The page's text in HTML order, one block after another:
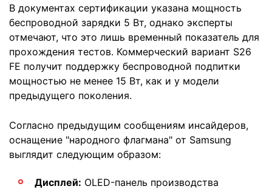
В документах сертификации указана мощность
беспроводной зарядки 5 Вт, однако эксперты
отмечают, что это лишь временный показатель для
прохождения тестов. Коммерческий вариант S26
FE получит поддержку беспроводной подпитки
мощностью не менее 15 Вт, как и у модели
предыдущего поколения.
Согласно предыдущим сообщениям инсайдеров,
оснащение "народного флагмана" от Samsung
выглядит следующим образом:
Дисплей: OLED-панель производства